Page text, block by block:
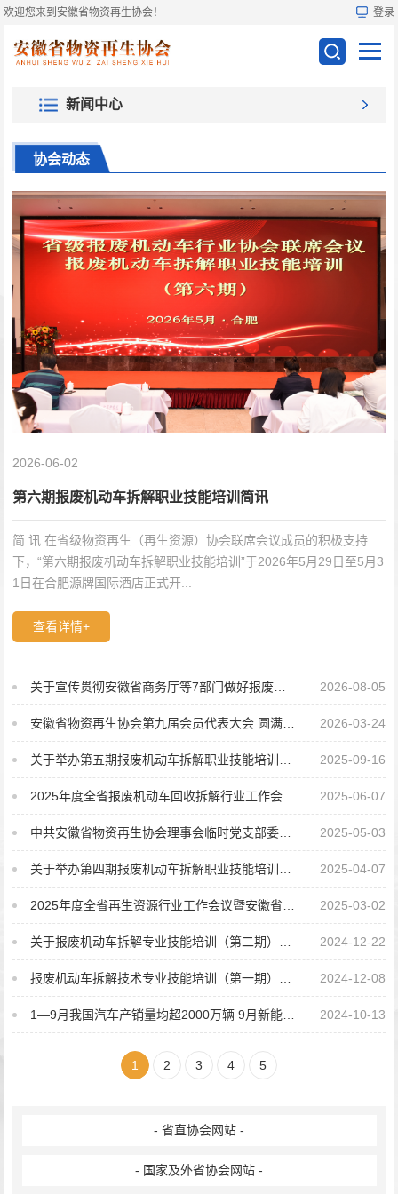
欢迎您来到安徽省物资再生协会！ 登录
新闻中心
协会动态
2026-06-02
第六期报废机动车拆解职业技能培训简讯
简 讯 在省级物资再生（再生资源）协会联席会议成员的积极支持
下，“第六期报废机动车拆解职业技能培训”于2026年5月29日至5月3
1日在合肥源牌国际酒店正式开...
查看详情+
关于宣传贯彻安徽省商务厅等7部门做好报废机动车非法回收拆解专项整治行动的情况 2026-08-05
安徽省物资再生协会第九届会员代表大会 圆满完成换届工作任务 2026-03-24
关于举办第五期报废机动车拆解职业技能培训的通知 2025-09-16
2025年度全省报废机动车回收拆解行业工作会议在合肥召开 2025-06-07
中共安徽省物资再生协会理事会临时党支部委员会 开展深入贯彻中央八项规定精神学习教育... 2025-05-03
关于举办第四期报废机动车拆解职业技能培训的通知 2025-04-07
2025年度全省再生资源行业工作会议暨安徽省物资再生协会八届五次（扩大）会议在合肥召开... 2025-03-02
关于报废机动车拆解专业技能培训（第二期）开班的通知 2024-12-22
报废机动车拆解技术专业技能培训（第一期）在合肥举办开班仪式 2024-12-08
1—9月我国汽车产销量均超2000万辆 9月新能源汽车新车销量占汽车新车总销量45.8% 2024-10-13
1 2 3 4 5
- 省直协会网站 -
- 国家及外省协会网站 -